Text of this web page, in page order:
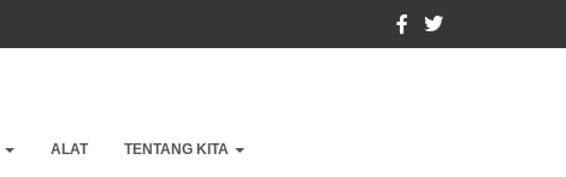
ALAT TENTANG KITA